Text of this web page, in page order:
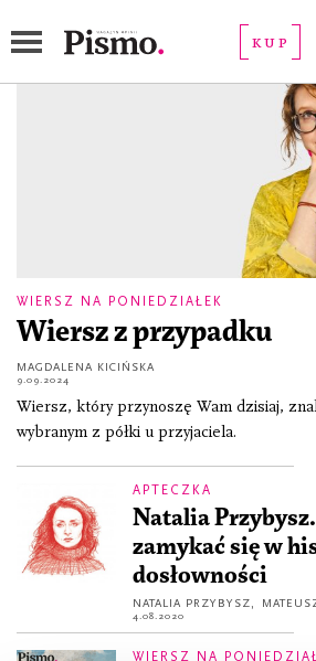
KUP
WIERSZ NA PONIEDZIAŁEK
Wiersz z przypadku
MAGDALENA KICIŃSKA
9.09.2024
Wiersz, który przynoszę Wam dzisiaj,
wybranym z półki u przyjaciela.
APTECZKA
Natalia
zamykać się w
dosłowności
NATALIA PRZYBYSZ,
4.08.2020
WIERSZ NA